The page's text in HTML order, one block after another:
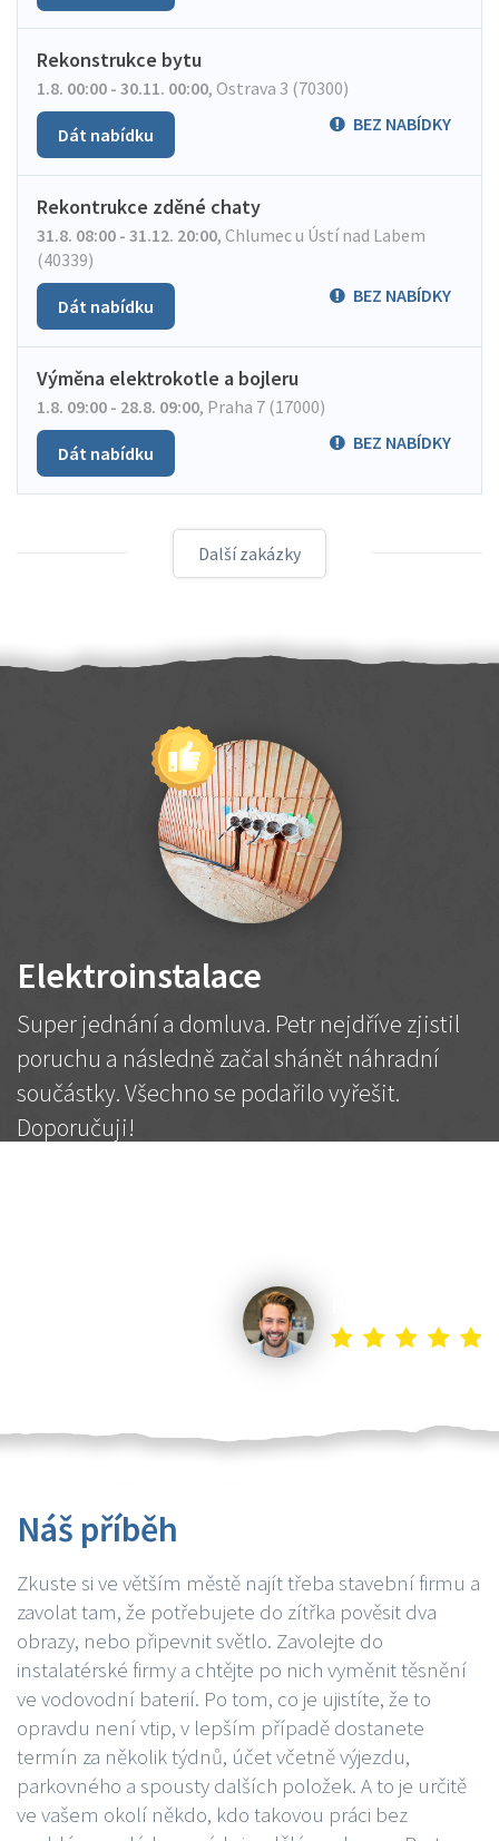
Rekonstrukce bytu
1.8. 00:00 - 30.11. 00:00, Ostrava 3 (70300)
BEZ NABÍDKY
Dát nabídku
Rekontrukce zděné chaty
31.8. 08:00 - 31.12. 20:00, Chlumec u Ústí nad Labem
(40339)
BEZ NABÍDKY
Dát nabídku
Výměna elektrokotle a bojleru
1.8. 09:00 - 28.8. 09:00, Praha 7 (17000)
BEZ NABÍDKY
Dát nabídku
Další zakázky
Elektroinstalace
Super jednání a domluva. Petr nejdříve zjistil
poruchu a následně začal shánět náhradní
součástky. Všechno se podařilo vyřešit.
Doporučuji!
Náš příběh
Zkuste si ve větším městě najít třeba stavební firmu a
zavolat tam, že potřebujete do zítřka pověsit dva
obrazy, nebo připevnit světlo. Zavolejte do
instalatérské firmy a chtějte po nich vyměnit těsnění
ve vodovodní baterií. Po tom, co je ujistíte, že to
opravdu není vtip, v lepším případě dostanete
termín za několik týdnů, účet včetně výjezdu,
parkovného a spousty dalších položek. A to je určitě
ve vašem okolí někdo, kdo takovou práci bez